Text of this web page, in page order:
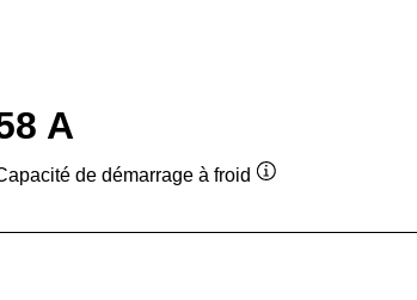
A
de démarrage à froid